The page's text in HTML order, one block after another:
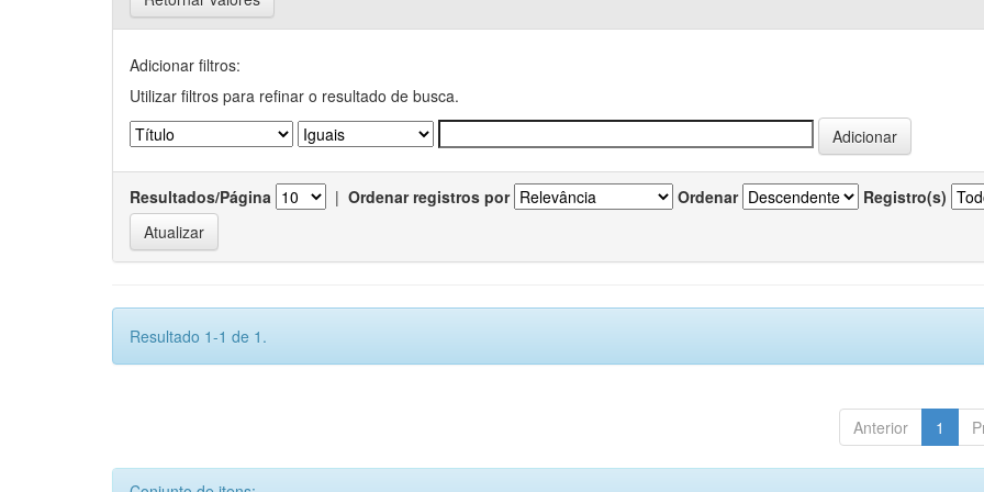
Adicionar filtros:
Utilizar filtros para refinar o resultado de busca.
Resultados/Página | Ordenar registros por Ordenar Registro(s)
Resultado 1-1 de 1.
Anterior 1